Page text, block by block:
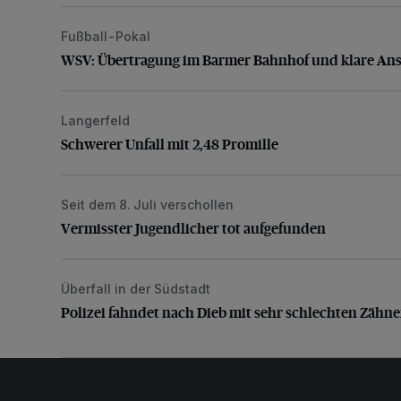
WSV: Übertragung im Barmer Bahnhof und klare
Fußball-Pokal
WSV: Übertragung im Barmer Bahnhof und klare
Schwerer Unfall mit 2,48 Promille
Langerfeld
Schwerer Unfall mit 2,48 Promille
Vermisster Jugendlicher tot aufgefunden
Seit dem 8. Juli verschollen
Vermisster Jugendlicher tot aufgefunden
Polizei fahndet nach Dieb mit sehr schlechten Zähnen
Überfall in der Südstadt
Polizei fahndet nach Dieb mit sehr schlechten